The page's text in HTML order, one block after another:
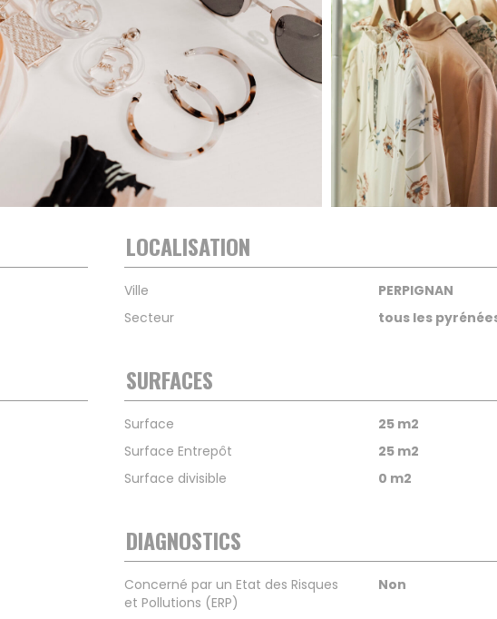
LOCALISATION
Ville
PERPIGNAN
Secteur
tous les
SURFACES
Surface
25 m2
Surface Entrepôt
25 m2
Surface divisible
0 m2
DIAGNOSTICS
Concerné par un Etat des Risques
et Pollutions (ERP)
Non